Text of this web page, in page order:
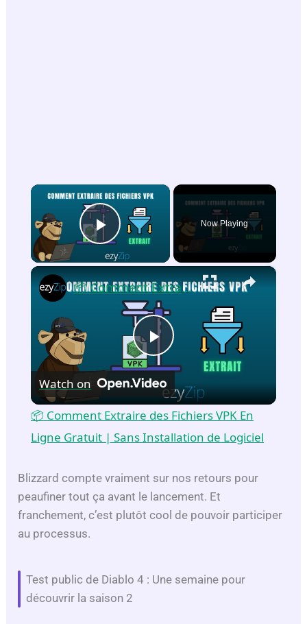
×
Play Video
Now Playing
×
P
a
y
V
📦 Comment Extraire des Fichiers VPK En Ligne Gratuit | Sans Installation de Logiciel
Watch on
📦 Comment Extraire des Fichiers VPK En
Ligne Gratuit | Sans Installation de Logiciel
Blizzard compte vraiment sur nos retours pour
peaufiner tout ça avant le lancement. Et
franchement, c’est plutôt cool de pouvoir participer
au processus.
Test public de Diablo 4 : Une semaine pour
découvrir la saison 2